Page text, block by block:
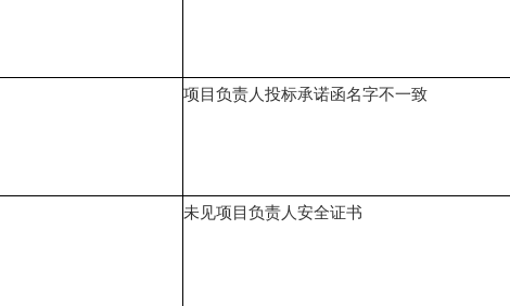
项目负责人投标承诺函名字不一致
未见项目负责人安全证书